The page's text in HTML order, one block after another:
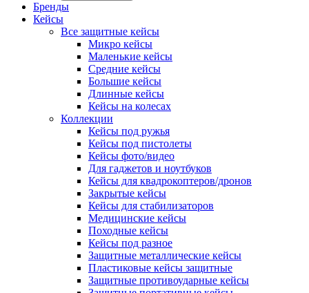
Бренды
Кейсы
Все защитные кейсы
Микро кейсы
Маленькие кейсы
Средние кейсы
Большие кейсы
Длинные кейсы
Кейсы на колесах
Коллекции
Кейсы под ружья
Кейсы под пистолеты
Кейсы фото/видео
Для гаджетов и ноутбуков
Кейсы для квадрокоптеров/дронов
Закрытые кейсы
Кейсы для стабилизаторов
Медицинские кейсы
Походные кейсы
Кейсы под разное
Защитные металлические кейсы
Пластиковые кейсы защитные
Защитные противоударные кейсы